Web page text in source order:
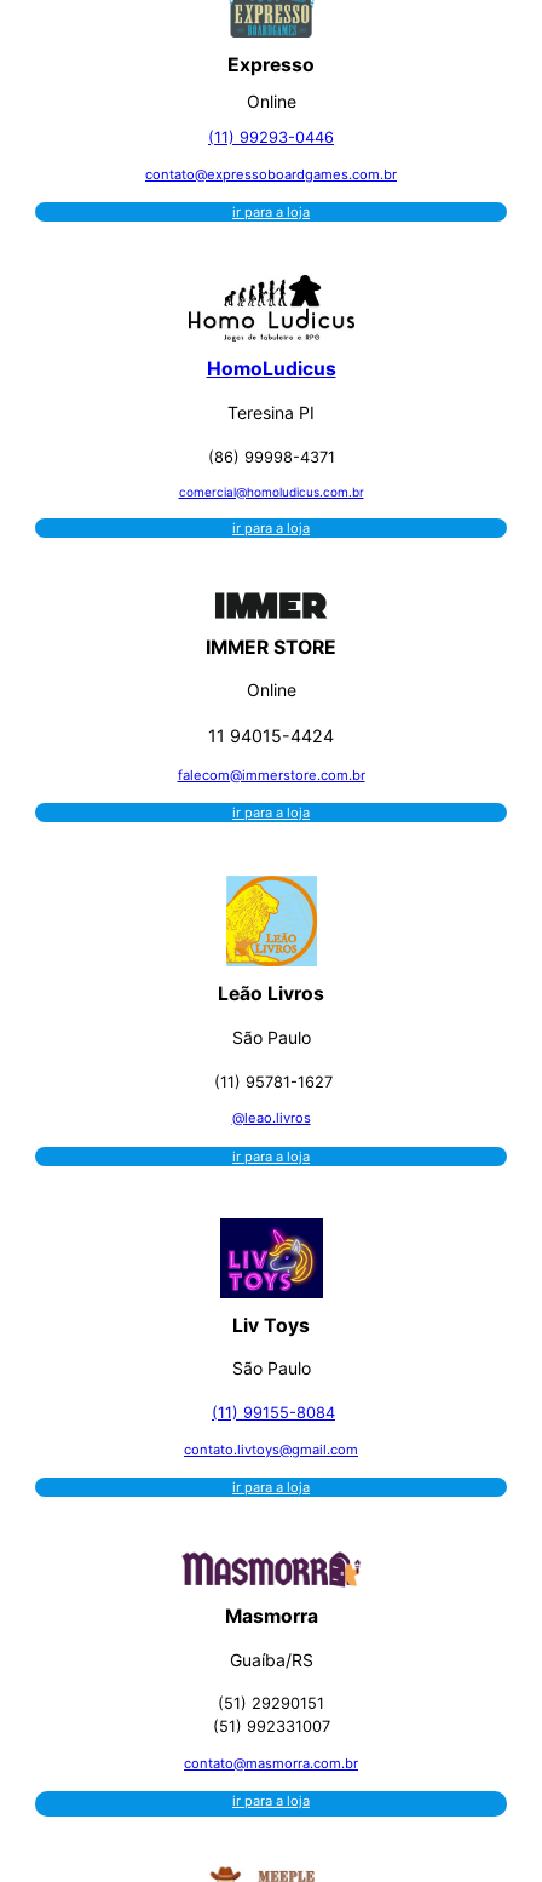
Expresso
Online
(11) 99293-0446
contato@expressoboardgames.com.br
ir para a loja
HomoLudicus
Teresina PI
(86) 99998-4371
comercial@homoludicus.com.br
ir para a loja
IMMER STORE
Online
11 94015-4424
falecom@immerstore.com.br
ir para a loja
Leão Livros
São Paulo
(11) 95781-1627
@leao.livros
ir para a loja
Liv Toys
São Paulo
(11) 99155-8084
contato.livtoys@gmail.com
ir para a loja
Masmorra
Guaíba/RS
(51) 29290151
(51) 992331007
contato@masmorra.com.br
ir para a loja